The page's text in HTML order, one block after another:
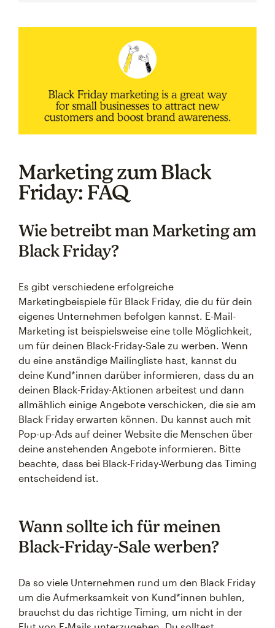
Marketing zum Black
Friday: FAQ
Wie betreibt man Marketing am
Black Friday?
Es gibt verschiedene erfolgreiche
Marketingbeispiele für Black Friday, die du für dein
eigenes Unternehmen befolgen kannst. E-Mail-
Marketing ist beispielsweise eine tolle Möglichkeit,
um für deinen Black-Friday-Sale zu werben. Wenn
du eine anständige Mailingliste hast, kannst du
deine Kund*innen darüber informieren, dass du an
deinen Black-Friday-Aktionen arbeitest und dann
allmählich einige Angebote verschicken, die sie am
Black Friday erwarten können. Du kannst auch mit
Pop-up-Ads auf deiner Website die Menschen über
deine anstehenden Angebote informieren. Bitte
beachte, dass bei Black-Friday-Werbung das Timing
entscheidend ist.
Wann sollte ich für meinen
Black-Friday-Sale werben?
Da so viele Unternehmen rund um den Black Friday
um die Aufmerksamkeit von Kund*innen buhlen,
brauchst du das richtige Timing, um nicht in der